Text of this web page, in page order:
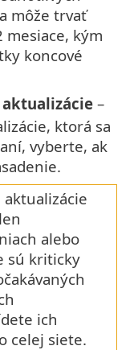
môže trvať
mesiace, kým
koncové
–
ktorá sa
vyberte, ak
alebo
sú kriticky
ich
celej siete.